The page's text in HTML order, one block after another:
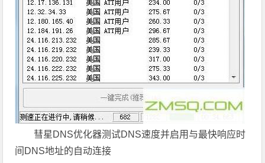
彗星DNS优化器测试DNS速度并启用与最快响应时
间DNS地址的自动连接